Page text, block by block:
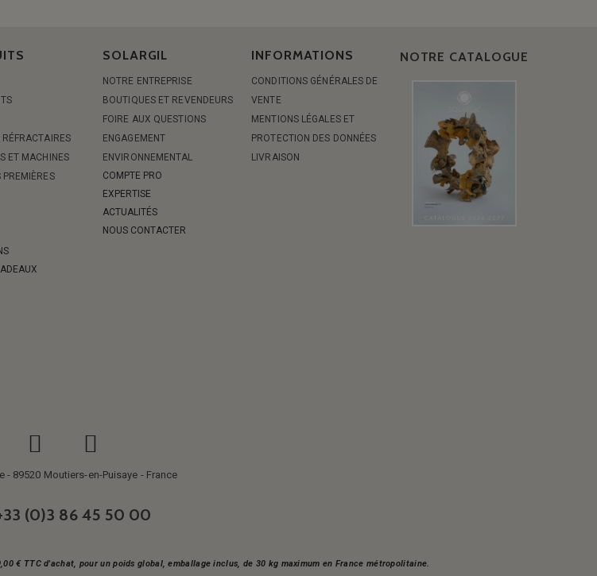
RÉFRACTAIRES
ET MACHINES
PREMIÈRES
SOLARGIL
NOTRE ENTREPRISE
BOUTIQUES ET REVENDEURS
FOIRE AUX QUESTIONS
ENGAGEMENT
ENVIRONNEMENTAL
COMPTE PRO
EXPERTISE
ACTUALITÉS
NOUS CONTACTER
INFORMATIONS
CONDITIONS GÉNÉRALES DE
VENTE
MENTIONS LÉGALES ET
PROTECTION DES DONNÉES
LIVRAISON
NOTRE CATALOGUE
- 89520 Moutiers-en-Puisaye - France
(0)3 86 45 50 00
€ TTC d'achat, pour un poids global, emballage inclus, de 30 kg maximum en France métropolitaine.